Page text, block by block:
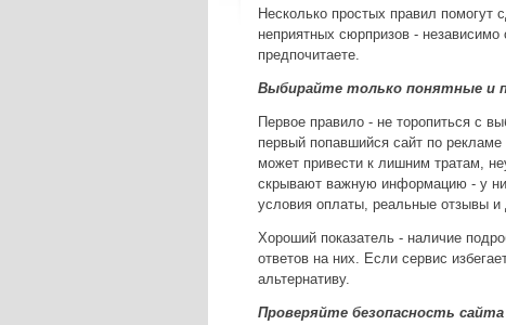
Несколько простых правил
неприятных сюрпризов - независимо
предпочитаете.
Выбирайте только понятные и
Первое правило - не торопиться с
первый попавшийся сайт по рекламе
может привести к лишним тратам,
скрывают важную информацию - у
условия оплаты, реальные отзывы
Хороший показатель - наличие
ответов на них. Если сервис
альтернативу.
Проверяйте безопасность сайта